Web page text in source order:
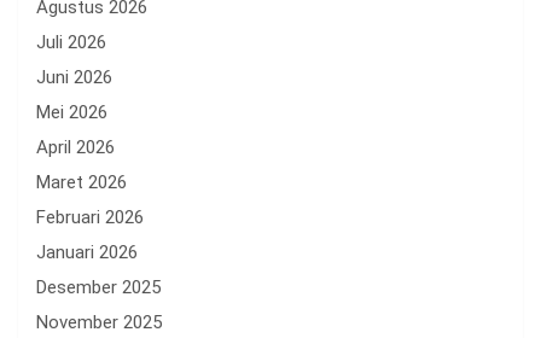
Agustus 2026
Juli 2026
Juni 2026
Mei 2026
April 2026
Maret 2026
Februari 2026
Januari 2026
Desember 2025
November 2025